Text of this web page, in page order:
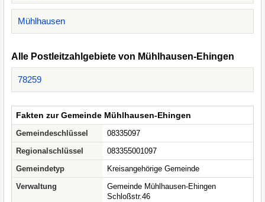
Mühlhausen
Alle Postleitzahlgebiete von Mühlhausen-Ehingen
78259
Fakten zur Gemeinde Mühlhausen-Ehingen
Gemeindeschlüssel
08335097
Regionalschlüssel
083355001097
Gemeindetyp
Kreisangehörige Gemeinde
Verwaltung
Gemeinde Mühlhausen-Ehingen
Schloßstr.46